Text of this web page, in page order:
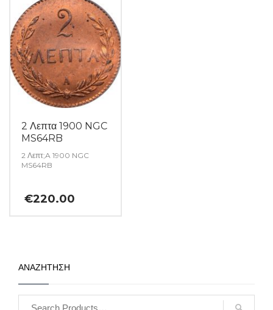
2 Λεπτα 1900 NGC
MS64RB
2 Λεπτ;A 1900 NGC
MS64RB
€220.00
ΑΝΑΖΗΤΗΣΗ